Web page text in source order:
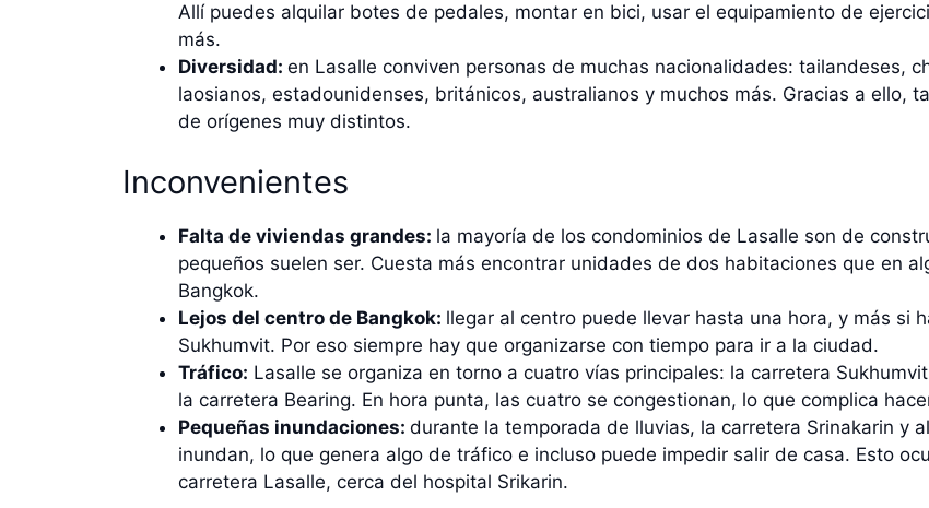
Allí puedes alquilar botes de pedales, montar en bici, usar el equipamiento de
más.
Diversidad: en Lasalle conviven personas de muchas nacionalidades: tailandeses,
laosianos, estadounidenses, británicos, australianos y muchos más. Gracias a ello,
de orígenes muy distintos.
Inconvenientes
Falta de viviendas grandes: la mayoría de los condominios de Lasalle son de
pequeños suelen ser. Cuesta más encontrar unidades de dos habitaciones que en
Bangkok.
Lejos del centro de Bangkok: llegar al centro puede llevar hasta una hora, y más si
Sukhumvit. Por eso siempre hay que organizarse con tiempo para ir a la ciudad.
Tráfico: Lasalle se organiza en torno a cuatro vías principales: la carretera
la carretera Bearing. En hora punta, las cuatro se congestionan, lo que complica
Pequeñas inundaciones: durante la temporada de lluvias, la carretera Srinakarin y
inundan, lo que genera algo de tráfico e incluso puede impedir salir de casa. Esto
carretera Lasalle, cerca del hospital Srikarin.